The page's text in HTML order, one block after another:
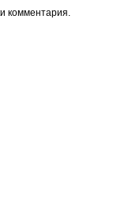
комментария.